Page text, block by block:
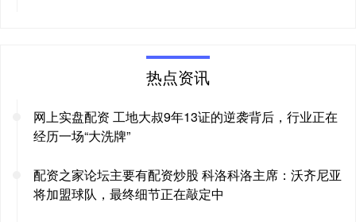
热点资讯
网上实盘配资 工地大叔9年13证的逆袭背后，行业正在
经历一场“大洗牌”
配资之家论坛主要有配资炒股 科洛科洛主席：沃齐尼亚
将加盟球队，最终细节正在敲定中